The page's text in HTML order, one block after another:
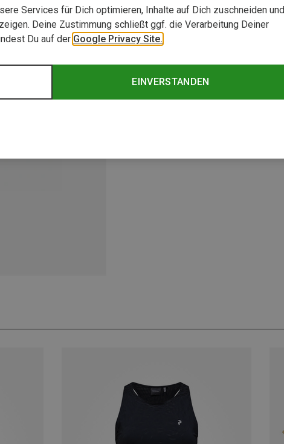
Services für Dich optimieren, Inhalte auf Dich zuschneiden und
Deine Zustimmung schließt ggf. die Verarbeitung Deiner
Du auf der Google Privacy Site.
EINVERSTANDEN